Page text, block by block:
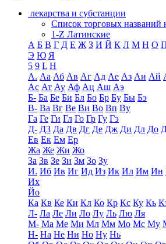
лекарства и субстанции
Список торговых
1-Z Латинские
А Б В Г Д Е Ж З И Й К Л М Н О
Э Ю Я
5 9 L H
А. Аа Аб Ав Аг Ад Ае Аз Аи Ай
Ас Ат Ау Аф Ац Аш Аэ
Б- Ба Бе Би Бл Бо Бр Бу Бы Бэ
В- Ва Вг Ве Ви Во Вп Ву
Га Ге Ги Гл Го Гр Гу Гэ
Д- Д3 Да Дв Дг Де Дж Ди Дл До
Ев Ек Ем Ер
Жа Же Жи Жо
За Зв Зе Зи Зм Зо Зу
И. Иб Ив Иг Ид Из Ик Ил Им Ин
Их
Йо
Ка Кв Ке Ки Кл Ко Кр Кс Ку Кь
Л- Ла Ле Ли Ло Лу Ль Лю Ля
М- Ма Ме Ми Мл Мм Мо Мс Му
Н- На Не Ни Но Ну Нь